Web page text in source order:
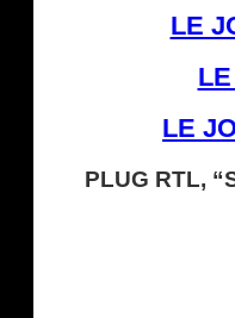
LE
LE
PLUG RTL,